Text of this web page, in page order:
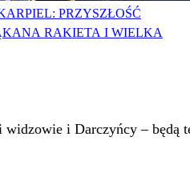
PRZYSZŁOŚĆ
RAKIETA I WIELKA
i Darczyńcy – będą